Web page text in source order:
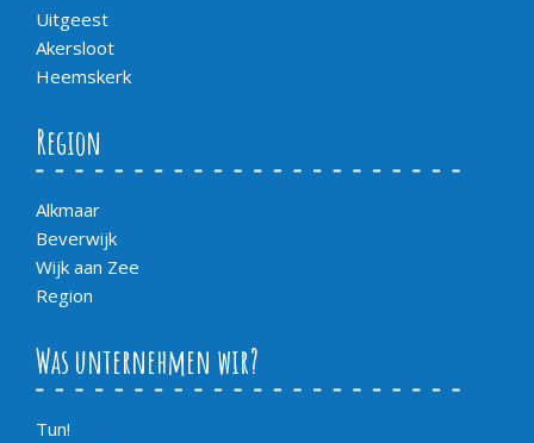
Uitgeest
Akersloot
Heemskerk
Region
Alkmaar
Beverwijk
Wijk aan Zee
Region
Was unternehmen wir?
Tun!